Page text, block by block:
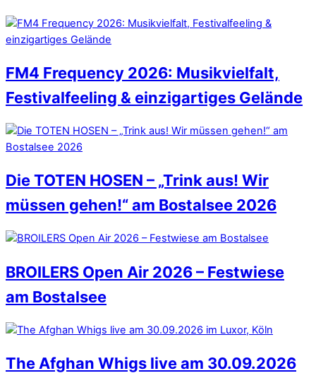
FM4 Frequency 2026: Musikvielfalt,
Festivalfeeling & einzigartiges Gelände
Die TOTEN HOSEN – „Trink aus! Wir
müssen gehen!“ am Bostalsee 2026
BROILERS Open Air 2026 – Festwiese
am Bostalsee
The Afghan Whigs live am 30.09.2026